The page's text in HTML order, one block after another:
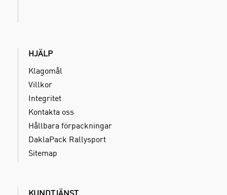
HJÄLP
Klagomål
Villkor
Integritet
Kontakta oss
Hållbara förpackningar
DaklaPack Rallysport
Sitemap
KUNDTJÄNST